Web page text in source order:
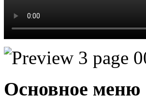
Основное меню